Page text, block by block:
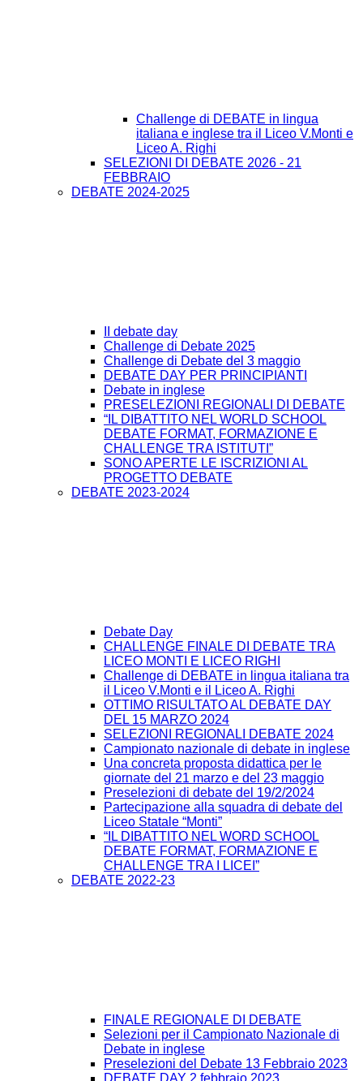
Challenge di DEBATE in lingua
italiana e inglese tra il Liceo V.Monti e
Liceo A. Righi
SELEZIONI DI DEBATE 2026 - 21
FEBBRAIO
DEBATE 2024-2025
II debate day
Challenge di Debate 2025
Challenge di Debate del 3 maggio
DEBATE DAY PER PRINCIPIANTI
Debate in inglese
PRESELEZIONI REGIONALI DI DEBATE
“IL DIBATTITO NEL WORLD SCHOOL
DEBATE FORMAT, FORMAZIONE E
CHALLENGE TRA ISTITUTI”
SONO APERTE LE ISCRIZIONI AL
PROGETTO DEBATE
DEBATE 2023-2024
Debate Day
CHALLENGE FINALE DI DEBATE TRA
LICEO MONTI E LICEO RIGHI
Challenge di DEBATE in lingua italiana tra
il Liceo V.Monti e il Liceo A. Righi
OTTIMO RISULTATO AL DEBATE DAY
DEL 15 MARZO 2024
SELEZIONI REGIONALI DEBATE 2024
Campionato nazionale di debate in inglese
Una concreta proposta didattica per le
giornate del 21 marzo e del 23 maggio
Preselezioni di debate del 19/2/2024
Partecipazione alla squadra di debate del
Liceo Statale “Monti”
“IL DIBATTITO NEL WORD SCHOOL
DEBATE FORMAT, FORMAZIONE E
CHALLENGE TRA I LICEI”
DEBATE 2022-23
FINALE REGIONALE DI DEBATE
Selezioni per il Campionato Nazionale di
Debate in inglese
Preselezioni del Debate 13 Febbraio 2023